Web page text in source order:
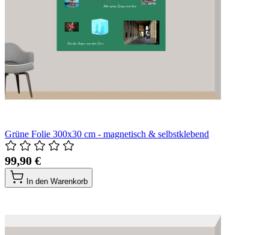
Grüne Folie 300x30 cm - magnetisch & selbstklebend
99,90 €
In den Warenkorb